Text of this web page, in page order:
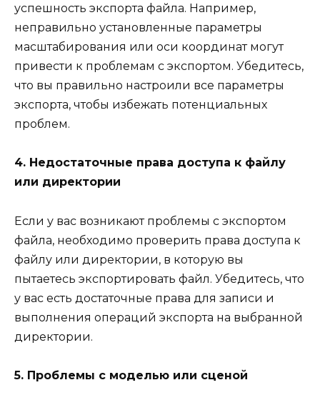
успешность экспорта файла. Например,
неправильно установленные параметры
масштабирования или оси координат могут
привести к проблемам с экспортом. Убедитесь,
что вы правильно настроили все параметры
экспорта, чтобы избежать потенциальных
проблем.
4. Недостаточные права доступа к файлу
или директории
Если у вас возникают проблемы с экспортом
файла, необходимо проверить права доступа к
файлу или директории, в которую вы
пытаетесь экспортировать файл. Убедитесь, что
у вас есть достаточные права для записи и
выполнения операций экспорта на выбранной
директории.
5. Проблемы с моделью или сценой